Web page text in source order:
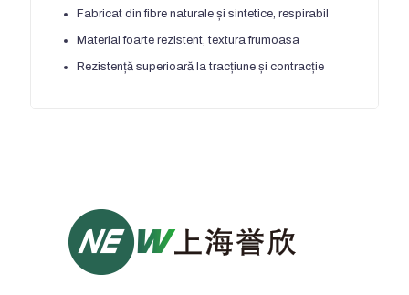
Fabricat din fibre naturale și sintetice, respirabil
Material foarte rezistent, textura frumoasa
Rezistență superioară la tracțiune și contracție